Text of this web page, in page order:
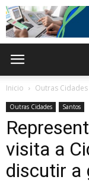
Inicio Outras Cidades
Outras Cidades Santos
visita a
discutir a